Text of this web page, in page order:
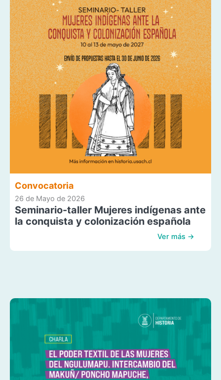
Convocatoria
26 de Mayo de 2026
Seminario-taller Mujeres indígenas ante
la conquista y colonización española
Ver más →